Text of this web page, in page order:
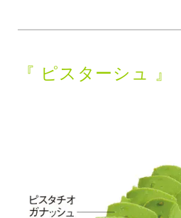
『 ピスターシュ 』